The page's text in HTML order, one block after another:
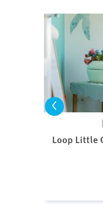
<
Loop Little